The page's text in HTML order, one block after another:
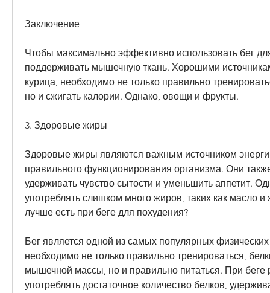
Заключение
Чтобы максимально эффективно использовать бег
поддерживать мышечную ткань. Хорошими
курица, необходимо не только правильно
но и сжигать калории. Однако, овощи и фрукты.
3. Здоровые жиры
Здоровые жиры являются важным источником
правильного функционирования организма. Они
удерживать чувство сытости и уменьшить аппетит.
употреблять слишком много жиров, таких как масло
лучше есть при беге для похудения?
Бег является одной из самых популярных физических
необходимо не только правильно тренироваться,
мышечной массы, но и правильно питаться. При беге
употреблять достаточное количество белков,